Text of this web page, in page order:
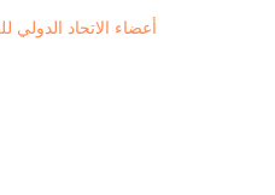
أعضاء الاتحاد الدولي